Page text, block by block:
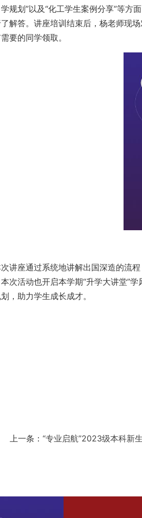
规划”以及“化工学生案例分享”等方
解答。讲座培训结束后，杨老师现
要的同学领取。
讲座通过系统地讲解出国深造的流
次活动也开启本学期“升学大讲堂”
，助力学生成长成才。
上一条： “专业启航”2023级本科新